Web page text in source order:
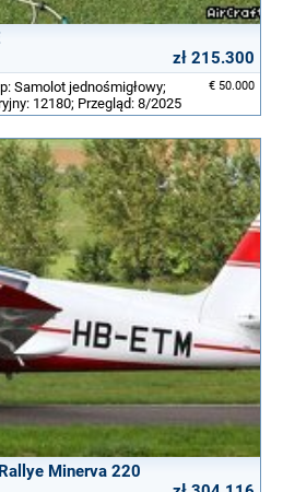
zł 215.300
€ 50.000
Samolot jednośmigłowy;
12180; Przegląd: 8/2025
Minerva 220